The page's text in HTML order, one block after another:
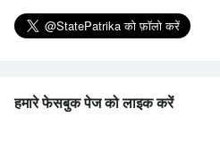
हमारे फेसबुक पेज को लाइक करें